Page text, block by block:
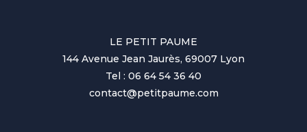
LE PETIT PAUME
144 Avenue Jean Jaurès, 69007 Lyon
Tel : 06 64 54 36 40
contact@petitpaume.com